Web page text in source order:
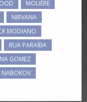
MOLIÈRE
NIRVANA
MODIANO
RUA PARAÍBA
GOMEZ
NABOKOV